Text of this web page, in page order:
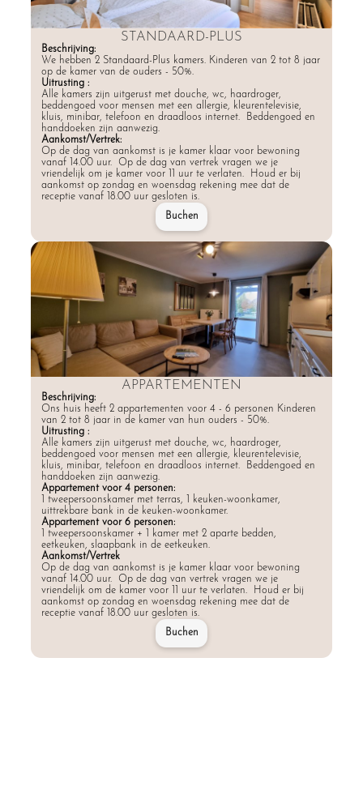
STANDAARD-PLUS
Beschrijving:
We hebben 2 Standaard-Plus kamers. Kinderen van 2 tot 8 jaar
op de kamer van de ouders - 50%.
Uitrusting :
Alle kamers zijn uitgerust met douche, wc, haardroger,
beddengoed voor mensen met een allergie, kleurentelevisie,
kluis, minibar, telefoon en draadloos internet. Beddengoed en
handdoeken zijn aanwezig.
Aankomst/Vertrek:
Op de dag van aankomst is je kamer klaar voor bewoning
vanaf 14.00 uur. Op de dag van vertrek vragen we je
vriendelijk om je kamer voor 11 uur te verlaten. Houd er bij
aankomst op zondag en woensdag rekening mee dat de
receptie vanaf 18.00 uur gesloten is.
Buchen
APPARTEMENTEN
Beschrijving:
Ons huis heeft 2 appartementen voor 4 - 6 personen Kinderen
van 2 tot 8 jaar in de kamer van hun ouders - 50%.
Uitrusting :
Alle kamers zijn uitgerust met douche, wc, haardroger,
beddengoed voor mensen met een allergie, kleurentelevisie,
kluis, minibar, telefoon en draadloos internet. Beddengoed en
handdoeken zijn aanwezig.
Appartement voor 4 personen:
1 tweepersoonskamer met terras, 1 keuken-woonkamer,
uittrekbare bank in de keuken-woonkamer.
Appartement voor 6 personen:
1 tweepersoonskamer + 1 kamer met 2 aparte bedden,
eetkeuken, slaapbank in de eetkeuken.
Aankomst/Vertrek
Op de dag van aankomst is je kamer klaar voor bewoning
vanaf 14.00 uur. Op de dag van vertrek vragen we je
vriendelijk om de kamer voor 11 uur te verlaten. Houd er bij
aankomst op zondag en woensdag rekening mee dat de
receptie vanaf 18.00 uur gesloten is.
Buchen